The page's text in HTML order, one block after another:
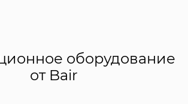
оборудование
от Bair